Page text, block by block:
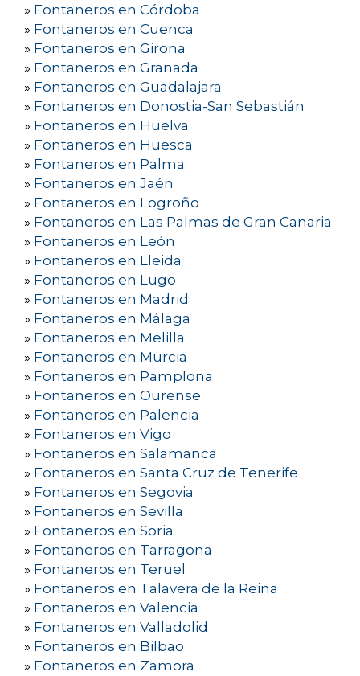
» Fontaneros en Córdoba
» Fontaneros en Cuenca
» Fontaneros en Girona
» Fontaneros en Granada
» Fontaneros en Guadalajara
» Fontaneros en Donostia-San Sebastián
» Fontaneros en Huelva
» Fontaneros en Huesca
» Fontaneros en Palma
» Fontaneros en Jaén
» Fontaneros en Logroño
» Fontaneros en Las Palmas de Gran Canaria
» Fontaneros en León
» Fontaneros en Lleida
» Fontaneros en Lugo
» Fontaneros en Madrid
» Fontaneros en Málaga
» Fontaneros en Melilla
» Fontaneros en Murcia
» Fontaneros en Pamplona
» Fontaneros en Ourense
» Fontaneros en Palencia
» Fontaneros en Vigo
» Fontaneros en Salamanca
» Fontaneros en Santa Cruz de Tenerife
» Fontaneros en Segovia
» Fontaneros en Sevilla
» Fontaneros en Soria
» Fontaneros en Tarragona
» Fontaneros en Teruel
» Fontaneros en Talavera de la Reina
» Fontaneros en Valencia
» Fontaneros en Valladolid
» Fontaneros en Bilbao
» Fontaneros en Zamora